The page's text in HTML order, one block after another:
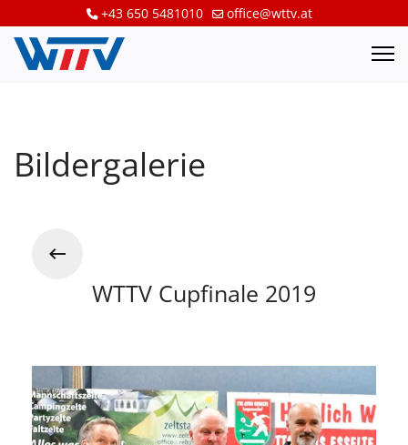
+43 650 5481010 office@wttv.at
Bildergalerie
WTTV Cupfinale 2019